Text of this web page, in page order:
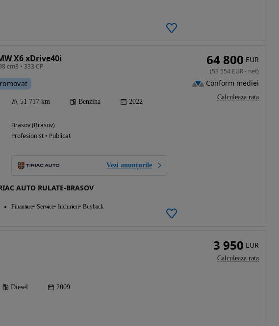
X6 xDrive40i
cm3 • 333 CP
51 717 km Benzina 2022
Brasov (Brasov)
Profesionist • Publicat
Vezi anunțurile
AUTO RULATE-BRASOV
Finantare Service Inchirieri Buyback
64 800 EUR
(53 554 EUR- net)
Conform mediei
Calculeaza rata
Diesel 2009
3 950 EUR
Calculeaza rata